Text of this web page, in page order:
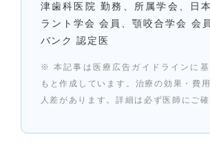
津歯科医院 勤務、所属学会、日
ラント学会 会員、顎咬合学会 会
バンク 認定医
※ 本記事は医療広告ガイドラインに
もと作成しています。治療の効果・費
人差があります。詳細は必ず医師にご確